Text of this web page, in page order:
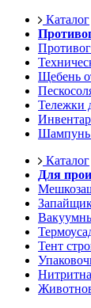
Каталог
Щебень
Тележки
Шампунь
Каталог
Для
Тент